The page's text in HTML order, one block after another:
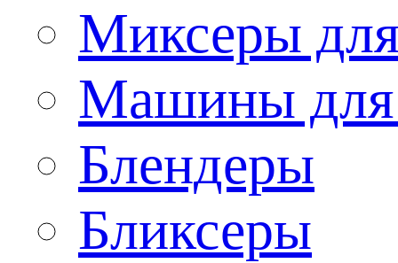
Миксеры
Машины для
Блендеры
Бликсеры